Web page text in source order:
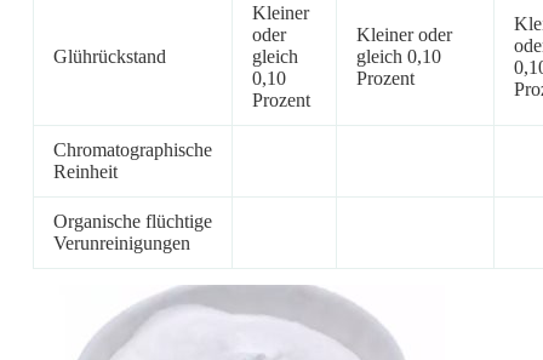
Glührückstand
Kleiner
oder
gleich
0,10
Prozent
Kleiner oder
gleich 0,10
Prozent
Chromatographische
Reinheit
Organische flüchtige
Verunreinigungen